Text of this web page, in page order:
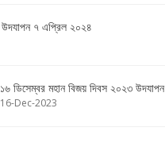
উদযাপন ৭ এপ্রিল ২০২৪
১৬ ডিসেম্বর মহান বিজয় দিবস ২০২৩ উদযাপন
16-Dec-2023